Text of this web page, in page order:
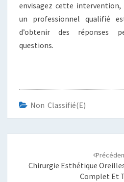
envisagez cette
un professionnel qualifié
d’obtenir des réponses
questions.
Non Classifié(e)
Chirurgie Esthétique
Complet Et